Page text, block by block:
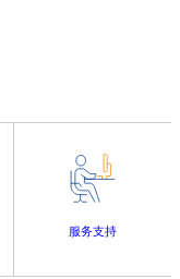
服务支持